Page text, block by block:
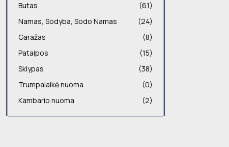
Butas
(61)
Namas, Sodyba, Sodo Namas
(24)
Garažas
(8)
Patalpos
(15)
Sklypas
(38)
Trumpalaikė nuoma
(0)
Kambario nuoma
(2)